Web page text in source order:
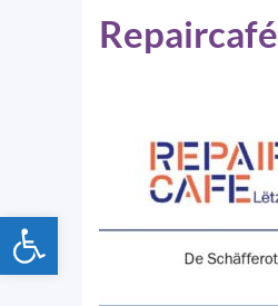
Repaircafé
Ouvrir la barre d’outils